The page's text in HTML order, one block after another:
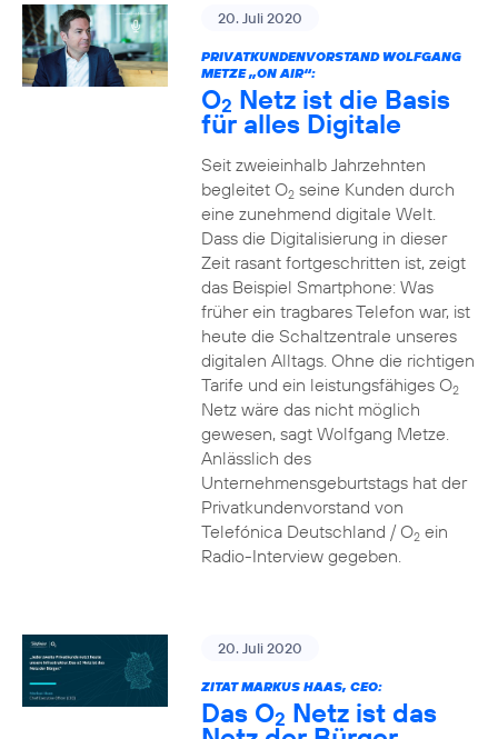
20. Juli 2020
PRIVATKUNDENVORSTAND WOLFGANG
METZE „ON AIR“:
O2 Netz ist die Basis
für alles Digitale
Seit zweieinhalb Jahrzehnten
begleitet O2seine Kunden durch
eine zunehmend digitale Welt.
Dass die Digitalisierung in dieser
Zeit rasant fortgeschritten ist, zeigt
das Beispiel Smartphone: Was
früher ein tragbares Telefon war, ist
heute die Schaltzentrale unseres
digitalen Alltags. Ohne die richtigen
Tarife und ein leistungsfähiges O2
Netz wäre das nicht möglich
gewesen, sagt Wolfgang Metze.
Anlässlich des
Unternehmensgeburtstags hat der
Privatkundenvorstand von
Telefónica Deutschland / O2ein
Radio-Interview gegeben.
20. Juli 2020
ZITAT MARKUS HAAS, CEO:
Das O2 Netz ist das